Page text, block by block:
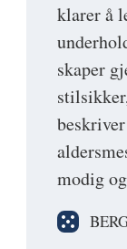
klarer å
skaper
modig